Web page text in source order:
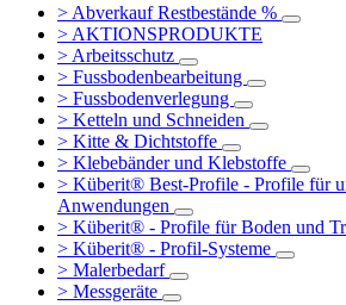
> Abverkauf Restbestände %
> AKTIONSPRODUKTE
> Arbeitsschutz
> Fussbodenbearbeitung
> Fussbodenverlegung
> Ketteln und Schneiden
> Kitte & Dichtstoffe
> Klebebänder und Klebstoffe
> Küberit® Best-Profile - Profile für
Anwendungen
> Küberit® - Profile für Boden und
> Küberit® - Profil-Systeme
> Malerbedarf
> Messgeräte